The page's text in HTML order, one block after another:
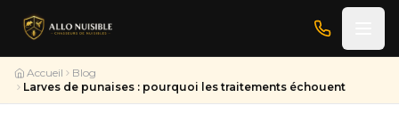
Accueil
Blog
Larves de punaises : pourquoi les traitements échouent